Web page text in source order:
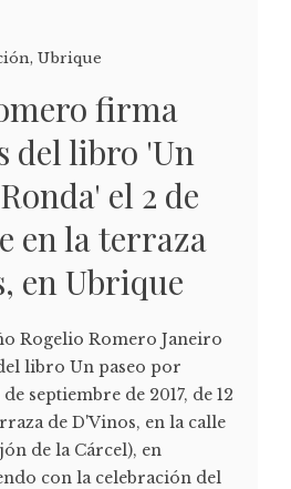
, Ubrique
firma
del libro 'Un
el 2 de
en la terraza
en Ubrique
Rogelio Romero Janeiro
libro Un paseo por
septiembre de 2017, de 12
de D'Vinos, en la calle
de la Cárcel), en
con la celebración del